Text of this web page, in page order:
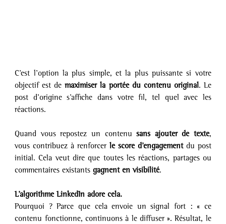
C’est l’option la plus simple, et la plus puissante si votre
objectif est de maximiser la portée du contenu original. Le
post d’origine s’affiche dans votre fil, tel quel avec les
réactions.
Quand vous repostez un contenu sans ajouter de texte,
vous contribuez à renforcer le score d’engagement du post
initial. Cela veut dire que toutes les réactions, partages ou
commentaires existants gagnent en visibilité.
L’algorithme LinkedIn adore cela.
Pourquoi ? Parce que cela envoie un signal fort : « ce
contenu fonctionne, continuons à le diffuser ». Résultat, le